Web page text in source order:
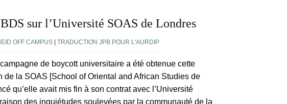
sur l’Université SOAS de Londres
OFF CAMPUS | TRADUCTION JPB POUR L'AURDIP
de boycott universitaire a été obtenue cette
de la SOAS [School of Oriental and African Studies de
qu’elle avait mis fin à son contrat avec l’Université
des inquiétudes soulevées par la communauté de la